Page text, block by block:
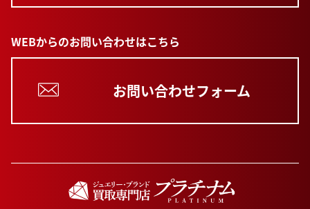
WEBからのお問い合わせはこちら
お問い合わせフォーム